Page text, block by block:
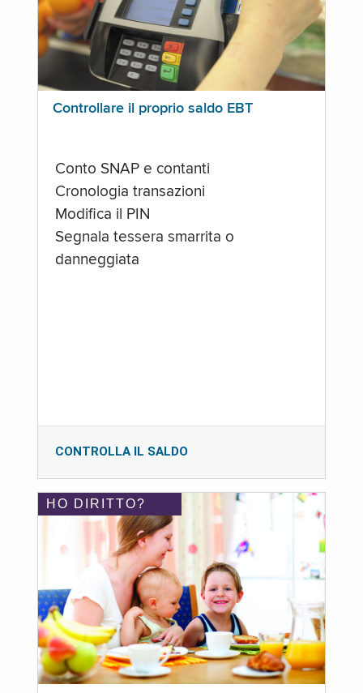
Controllare il proprio saldo EBT
Conto SNAP e contanti
Cronologia transazioni
Modifica il PIN
Segnala tessera smarrita o
danneggiata
CONTROLLA IL SALDO
HO DIRITTO?